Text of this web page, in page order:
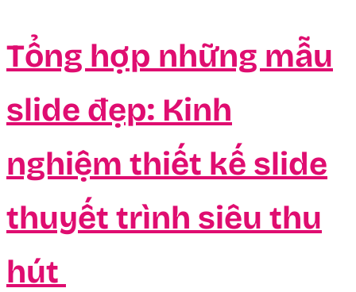
Tổng hợp những mẫu
slide đẹp: Kinh
nghiệm thiết kế slide
thuyết trình siêu thu
hút